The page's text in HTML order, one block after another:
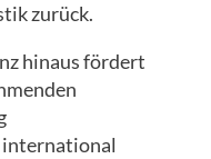
zurück.
hinaus fördert
international